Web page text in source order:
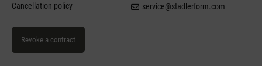
Cancellation policy
Revoke a contract
service@stadlerform.com